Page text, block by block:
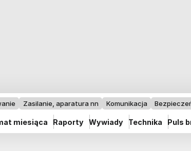
Zasilanie, aparatura nn Komunikacja
miesiąca Raporty Wywiady Technika Puls